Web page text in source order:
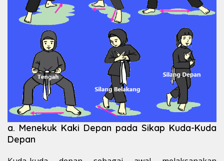
a. Menekuk Kaki Depan pada Sikap Kuda-Kuda
Depan